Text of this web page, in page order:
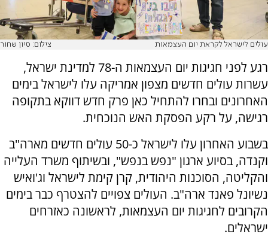
עולים לישראל לקראת יום העצמאות צילום: סיון שחור
‏רגע לפני חגיגות יום העצמאות ה-78 למדינת ישראל,
עשרות עולים חדשים מצפון אמריקה עלו לישראל בימים
האחרונים ובחרו להתחיל כאן פרק חדש דווקא בתקופה
רגישה, על רקע הפסקת האש הנוכחית.
בשבוע האחרון עלו לישראל כ-50 עולים חדשים מארה"ב
וקנדה, בסיוע ארגון "נפש בנפש", ובשיתוף משרד העלייה
והקליטה, הסוכנות היהודית, קרן קימת לישראל וג'ואיש
נשיונל פאנד ארה"ב. העולים צפויים להצטרף כבר בימים
הקרובים לחגיגות יום העצמאות, לראשונה כאזרחים
ישראלים.